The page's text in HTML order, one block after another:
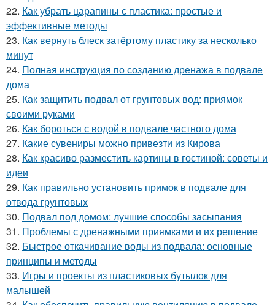
22. Как убрать царапины с пластика: простые и
эффективные методы
23. Как вернуть блеск затёртому пластику за несколько
минут
24. Полная инструкция по созданию дренажа в подвале
дома
25. Как защитить подвал от грунтовых вод: приямок
своими руками
26. Как бороться с водой в подвале частного дома
27. Какие сувениры можно привезти из Кирова
28. Как красиво разместить картины в гостиной: советы и
идеи
29. Как правильно установить примок в подвале для
отвода грунтовых
30. Подвал под домом: лучшие способы засыпания
31. Проблемы с дренажными приямками и их решение
32. Быстрое откачивание воды из подвала: основные
принципы и методы
33. Игры и проекты из пластиковых бутылок для
малышей